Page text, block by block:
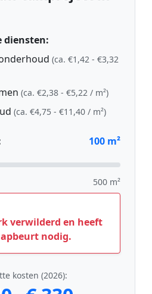
diensten:
(ca. €1,42 - €3,32
(ca. €2,38 - €5,22 / m²)
(ca. €4,75 - €11,40 / m²)
100 m²
500 m²
verwilderd en heeft
nodig.
kosten (2026):